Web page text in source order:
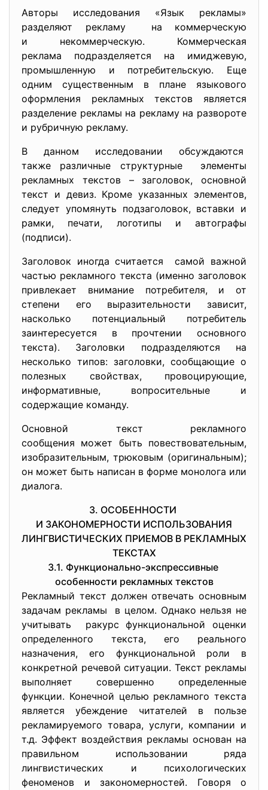
Авторы исследования «Язык рекламы»
разделяют рекламу на коммерческую
и некоммерческую. Коммерческая
реклама подразделяется на имиджевую,
промышленную и потребительскую. Еще
одним существенным в плане языкового
оформления рекламных текстов является
разделение рекламы на рекламу на развороте
и рубричную рекламу.
В данном исследовании обсуждаются
также различные структурные элементы
рекламных текстов – заголовок, основной
текст и девиз. Кроме указанных элементов,
следует упомянуть подзаголовок, вставки и
рамки, печати, логотипы и автографы
(подписи).
Заголовок иногда считается самой важной
частью рекламного текста (именно заголовок
привлекает внимание потребителя, и от
степени его выразительности зависит,
насколько потенциальный потребитель
заинтересуется в прочтении основного
текста). Заголовки подразделяются на
несколько типов: заголовки, сообщающие о
полезных свойствах, провоцирующие,
информативные, вопросительные и
содержащие команду.
Основной текст рекламного
сообщения может быть повествовательным,
изобразительным, трюковым (оригинальным);
он может быть написан в форме монолога или
диалога.
3. ОСОБЕННОСТИ
И ЗАКОНОМЕРНОСТИ ИСПОЛЬЗОВАНИЯ
ЛИНГВИСТИЧЕСКИХ ПРИЕМОВ В РЕКЛАМНЫХ
ТЕКСТАХ
3.1. Функционально-экспрессивные
особенности рекламных текстов
Рекламный текст должен отвечать основным
задачам рекламы в целом. Однако нельзя не
учитывать ракурс функциональной оценки
определенного текста, его реального
назначения, его функциональной роли в
конкретной речевой ситуации. Текст рекламы
выполняет совершенно определенные
функции. Конечной целью рекламного текста
является убеждение читателей в пользе
рекламируемого товара, услуги, компании и
т.д. Эффект воздействия рекламы основан на
правильном использовании ряда
лингвистических и психологических
феноменов и закономерностей. Говоря о